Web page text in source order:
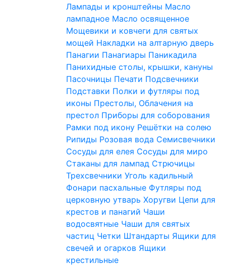
Лампады и кронштейны Масло
лампадное Масло освященное
Мощевики и ковчеги для святых
мощей Накладки на алтарную дверь
Панагии Панагиары Паникадила
Панихидные столы, крышки, кануны
Пасочницы Печати Подсвечники
Подставки Полки и футляры под
иконы Престолы, Облачения на
престол Приборы для соборования
Рамки под икону Решётки на солею
Рипиды Розовая вода Семисвечники
Сосуды для елея Сосуды для миро
Стаканы для лампад Стрючицы
Трехсвечники Уголь кадильный
Фонари пасхальные Футляры под
церковную утварь Хоругви Цепи для
крестов и панагий Чаши
водосвятные Чаши для святых
частиц Четки Штандарты Ящики для
свечей и огарков Ящики
крестильные